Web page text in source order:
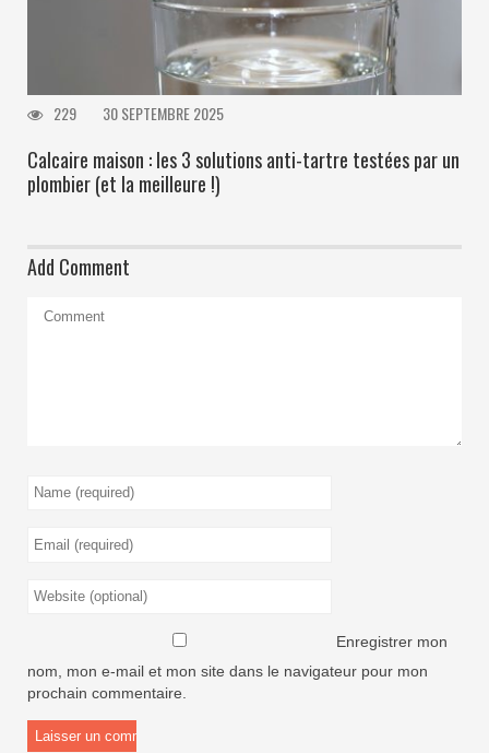
229 30 SEPTEMBRE 2025
Calcaire maison : les 3 solutions anti-tartre testées par un
plombier (et la meilleure !)
Add Comment
Enregistrer mon
nom, mon e-mail et mon site dans le navigateur pour mon
prochain commentaire.